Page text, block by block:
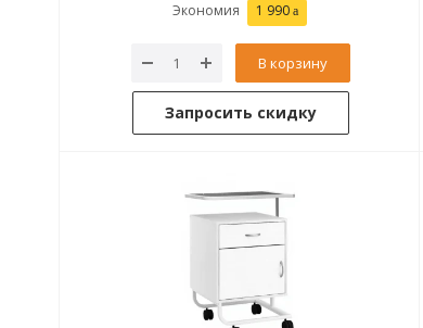
Экономия 1 990
В корзину
Запросить скидку